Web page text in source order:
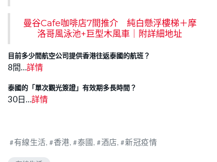
曼谷Cafe咖啡店7間推介 純白懸浮樓梯＋摩
洛哥風泳池+巨型木風車｜附詳細地址
目前多少間航空公司提供香港往返泰國的航班？
8間…詳情
泰國的「單次觀光簽證」有效期多長時間？
30日…詳情
有線生活 香港 泰國 酒店 新冠疫情